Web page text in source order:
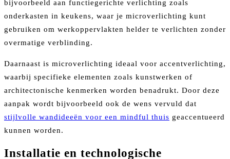
bijvoorbeeld aan functiegerichte verlichting zoals
onderkasten in keukens, waar je microverlichting kunt
gebruiken om werkoppervlakten helder te verlichten zonder
overmatige verblinding.
Daarnaast is microverlichting ideaal voor accentverlichting,
waarbij specifieke elementen zoals kunstwerken of
architectonische kenmerken worden benadrukt. Door deze
aanpak wordt bijvoorbeeld ook de wens vervuld dat
stijlvolle wandideeën voor een mindful thuis geaccentueerd
kunnen worden.
Installatie en technologische